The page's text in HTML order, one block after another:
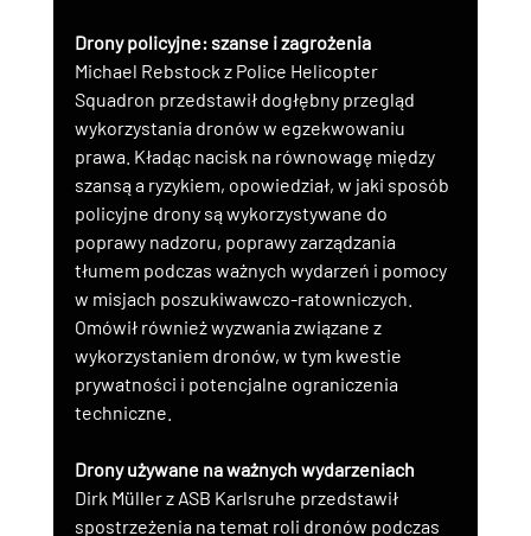
Drony policyjne: szanse i zagrożenia
Michael Rebstock z Police Helicopter
Squadron przedstawił dogłębny przegląd
wykorzystania dronów w egzekwowaniu
prawa. Kładąc nacisk na równowagę między
szansą a ryzykiem, opowiedział, w jaki sposób
policyjne drony są wykorzystywane do
poprawy nadzoru, poprawy zarządzania
tłumem podczas ważnych wydarzeń i pomocy
w misjach poszukiwawczo-ratowniczych.
Omówił również wyzwania związane z
wykorzystaniem dronów, w tym kwestie
prywatności i potencjalne ograniczenia
techniczne.
Drony używane na ważnych wydarzeniach
Dirk Müller z ASB Karlsruhe przedstawił
spostrzeżenia na temat roli dronów podczas